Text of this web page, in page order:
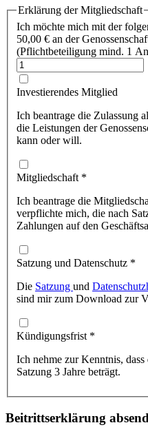
Erklärung der Mitgliedschaft
Ich möchte mich mit der
50,00 € an der
(Pflichtbeteiligung mind. 1
Investierendes Mitglied
Ich beantrage die Zulassung
die Leistungen der
kann oder will.
Mitgliedschaft *
Ich beantrage die
verpflichte mich, die nach
Zahlungen auf den
Satzung und Datenschutz *
Die Satzung und
sind mir zum Download zur
Kündigungsfrist *
Ich nehme zur Kenntnis,
Satzung 3 Jahre beträgt.
Beitrittserklärung